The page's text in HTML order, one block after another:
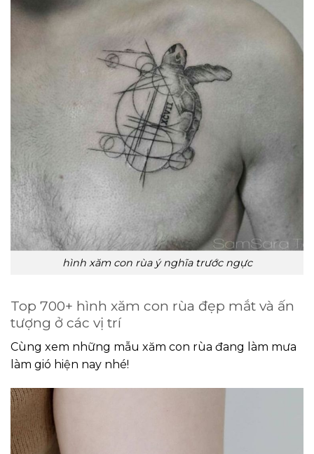
hình xăm con rùa ý nghĩa trước ngực
Top 700+ hình xăm con rùa đẹp mắt và ấn
tượng ở các vị trí
Cùng xem những mẫu xăm con rùa đang làm mưa
làm gió hiện nay nhé!